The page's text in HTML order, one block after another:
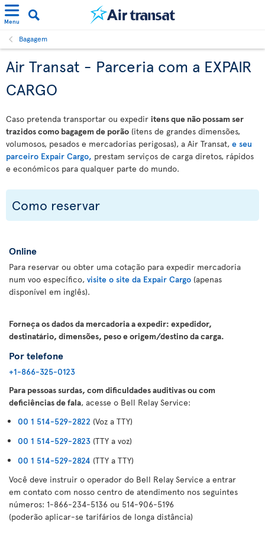
Menu
Bagagem
Air Transat - Parceria com a EXPAIR
CARGO
Caso pretenda transportar ou expedir itens que não possam ser
trazidos como bagagem de porão (itens de grandes dimensões,
volumosos, pesados e mercadorias perigosas), a Air Transat, e seu
parceiro Expair Cargo, prestam serviços de carga diretos, rápidos
e económicos para qualquer parte do mundo.
Como reservar
Online
Para reservar ou obter uma cotação para expedir mercadoria
num voo específico, visite o site da Expair Cargo (apenas
disponível em inglês).
Forneça os dados da mercadoria a expedir: expedidor,
destinatário, dimensões, peso e origem/destino da carga.
Por telefone
+1-866-325-0123
Para pessoas surdas, com dificuldades auditivas ou com
deficiências de fala, acesse o Bell Relay Service:
00 1 514-529-2822 (Voz a TTY)
00 1 514-529-2823 (TTY a voz)
00 1 514-529-2824 (TTY a TTY)
Você deve instruir o operador do Bell Relay Service a entrar
em contato com nosso centro de atendimento nos seguintes
números: 1-866-234-5136 ou 514-906-5196
(poderão aplicar-se tarifários de longa distância)